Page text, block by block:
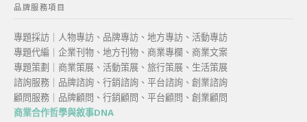
品牌服務項目
專題採訪｜人物專訪、品牌專訪、地方專訪、活動專訪
專題代編｜企業刊物、地方刊物、商業專欄、商業文案
專題策劃｜商業策展、活動策展、旅行策展、生活策展
諮詢服務｜品牌諮詢、行銷諮詢、平台諮詢、創業諮詢
顧問服務｜品牌顧問、行銷顧問、平台顧問、創業顧問
商業合作哲學與敘事DNA